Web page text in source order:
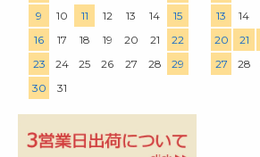
9
10 11 12 13 14
15
16
17 18 19 20 21
22
23
24 25 26 27 28
29
30
31
13
14
20
21
27
28